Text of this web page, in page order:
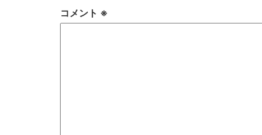
コメント ※